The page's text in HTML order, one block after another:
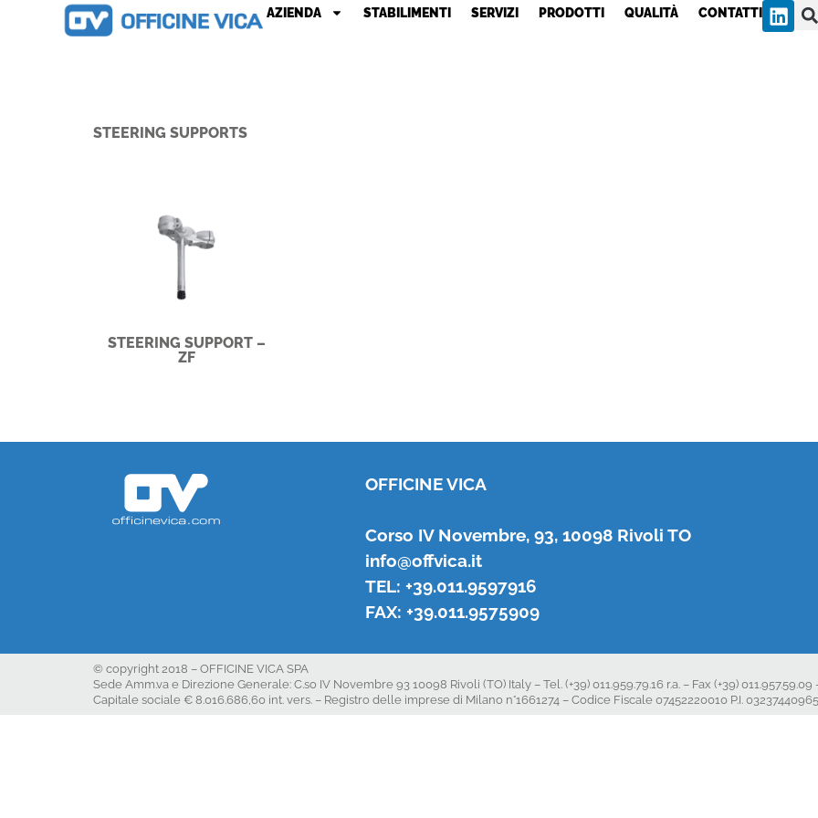
AZIENDA STABILIMENTI SERVIZI PRODOTTI QUALITÀ CONTATTI
STEERING SUPPORTS
STEERING SUPPORT –
ZF
OFFICINE VICA
Corso IV Novembre, 93, 10098 Rivoli TO
info@offvica.it
TEL: +39.011.9597916
FAX: +39.011.9575909
© copyright 2018 – OFFICINE VICA SPA
Sede Amm.va e Direzione Generale: C.so IV Novembre 93 10098 Rivoli (TO) Italy – Tel. (+39) 011.959.79.16 r.a. – Fax (+39)
Capitale sociale € 8.016.686,60 int. vers. – Registro delle imprese di Milano n°1661274 – Codice Fiscale 07452220010 P.I. 03237440965